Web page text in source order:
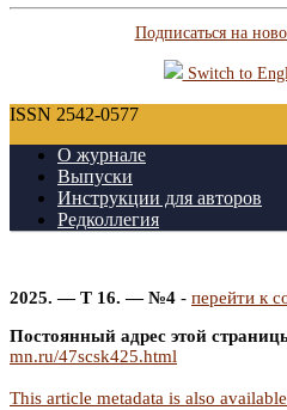
Подписаться на
Switch to
ISSN 2542-0577
О журнале
Выпуски
Инструкции для авторов
Редколлегия
2025. — Т 16. — №4 - перейти к
Постоянный адрес этой
mn.ru/47scsk425.html
This article metadata is also